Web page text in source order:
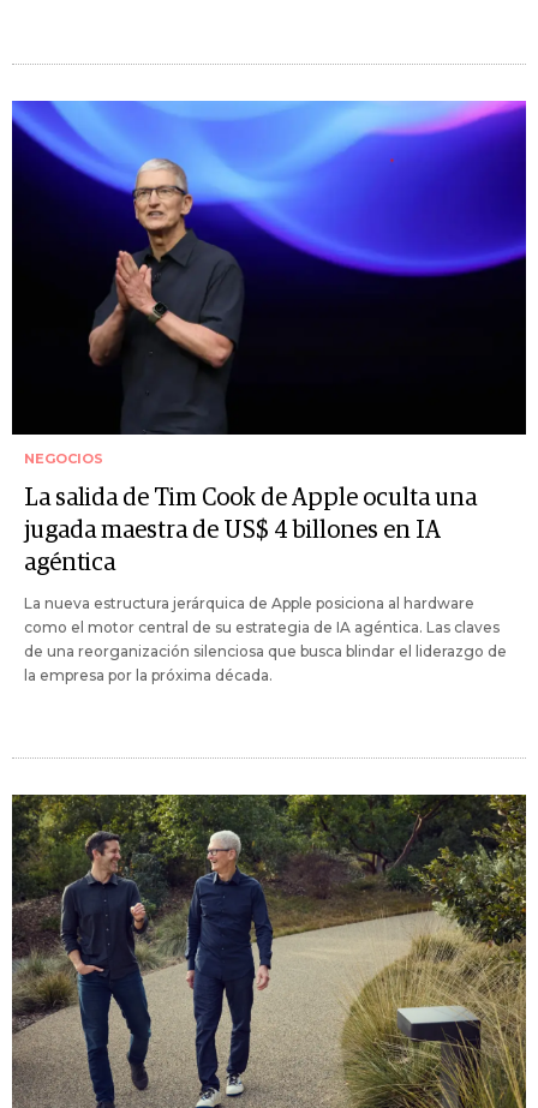
NEGOCIOS
La salida de Tim Cook de Apple oculta una
jugada maestra de US$ 4 billones en IA
agéntica
La nueva estructura jerárquica de Apple posiciona al hardware
como el motor central de su estrategia de IA agéntica. Las claves
de una reorganización silenciosa que busca blindar el liderazgo de
la empresa por la próxima década.